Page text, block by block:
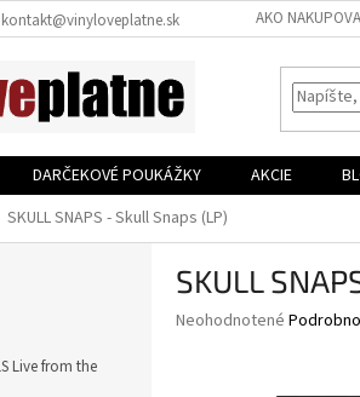
kontakt@vinyloveplatne.sk AKO
DARČEKOVÉ POUKÁŽKY AKCIE
SKULL SNAPS - Skull Snaps (LP)
Live from the
SKULL
Priemerné
Neohodnotené